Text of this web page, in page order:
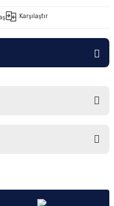
Arka Takımlar
Karşılaştır
sorulmamış.